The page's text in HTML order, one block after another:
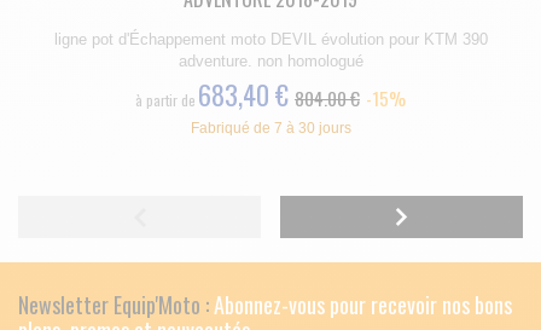
ligne pot d'Échappement moto DEVIL évolution pour KTM 390
adventure. non homologué
à partir de 683,40 € 804.00 € -15%
Fabriqué de 7 à 30 jours
Newsletter Equip'Moto :Abonnez-vous pour recevoir nos bons